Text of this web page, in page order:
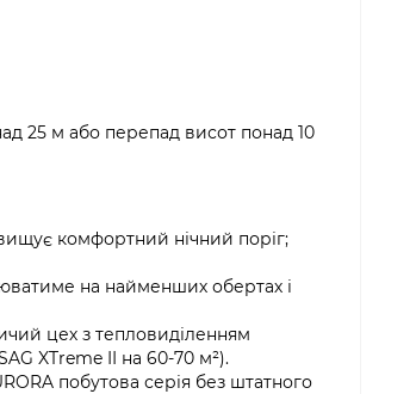
25 м або перепад висот понад 10
комфортний нічний поріг;
на найменших обертах і
цех з тепловиділенням
XTreme II на 60-70 м²).
побутова серія без штатного